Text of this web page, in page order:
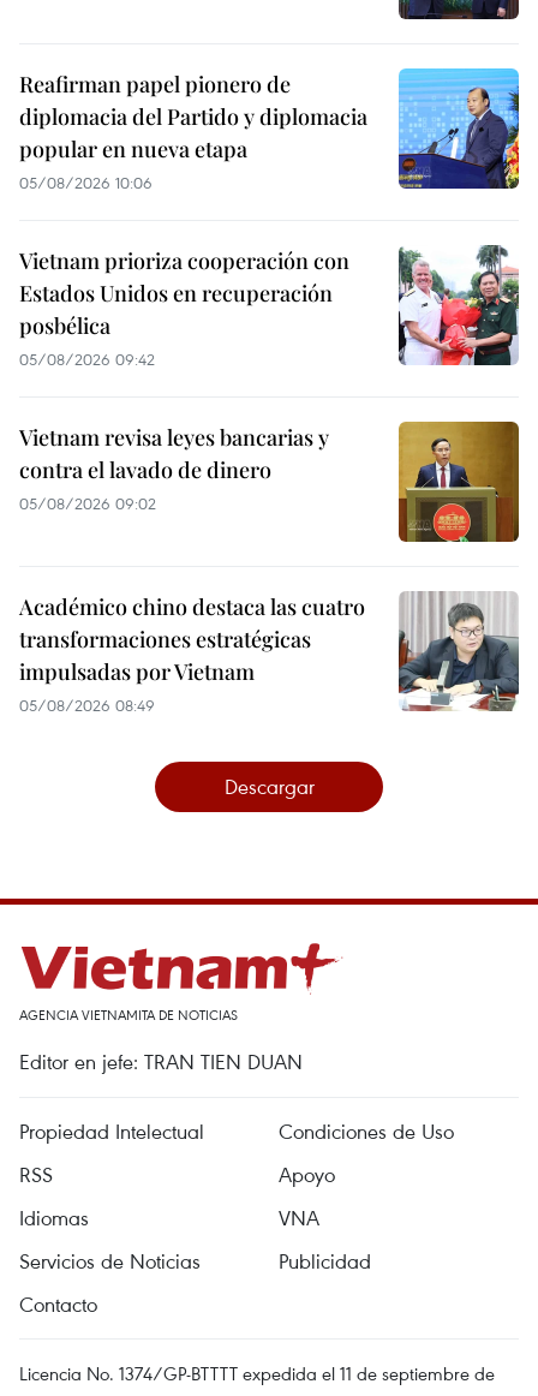
Reafirman papel pionero de
diplomacia del Partido y diplomacia
popular en nueva etapa
05/08/2026 10:06
Vietnam prioriza cooperación con
Estados Unidos en recuperación
posbélica
05/08/2026 09:42
Vietnam revisa leyes bancarias y
contra el lavado de dinero
05/08/2026 09:02
Académico chino destaca las cuatro
transformaciones estratégicas
impulsadas por Vietnam
05/08/2026 08:49
Descargar
AGENCIA VIETNAMITA DE NOTICIAS
Editor en jefe: TRAN TIEN DUAN
Propiedad Intelectual
Condiciones de Uso
RSS
Apoyo
Idiomas
VNA
Servicios de Noticias
Publicidad
Contacto
Licencia No. 1374/GP-BTTTT expedida el 11 de septiembre de